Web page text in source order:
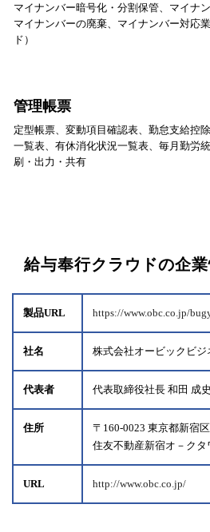
マイナンバー暗号化・分割保管、マイナ
マイナンバーの廃棄、マイナンバー対応
ド）
管理帳票
定型帳票、変動項目確認表、勤怠支給控
一覧表、有休消化状況一覧表、毎月勤労
刷・出力・共有
給与奉行クラウドの企
製品URL https://www.obc.co.jp/
社名 株式会社オービックビジ
代表者 代表取締役社長 和田 成史
住所
〒160-0023 東京都新宿
住友不動産新宿オ－クタ
URL http://www.obc.co.jp/